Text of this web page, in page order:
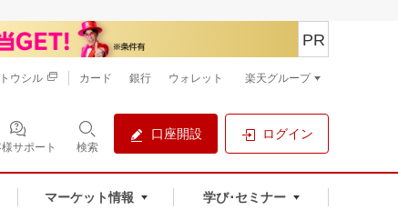
サポート 検索
口座開設 ログイン
マーケット情報 学び･セミナー
PR
ウシル カード 銀行 ウォレット 楽天グループ